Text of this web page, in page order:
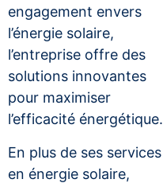
engagement envers
l’énergie solaire,
l’entreprise offre des
solutions innovantes
pour maximiser
l’efficacité énergétique.
En plus de ses services
en énergie solaire,